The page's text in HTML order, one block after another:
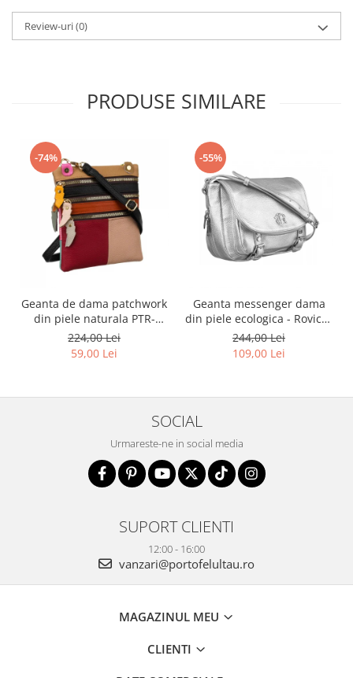
Review-uri(0)
PRODUSE SIMILARE
-74%
Geanta de dama patchwork
din piele naturala PTR-
1718-SKL-6922 MULTI
224,00 Lei
59,00 Lei
-55%
Geanta messenger dama
din piele ecologica - Rovicky
PTR-R-TOR-ALE-2-3776 SIL
244,00 Lei
109,00 Lei
SOCIAL
Urmareste-ne in social media
SUPORT CLIENTI
12:00 - 16:00
vanzari@portofelultau.ro
MAGAZINUL MEU
CLIENTI